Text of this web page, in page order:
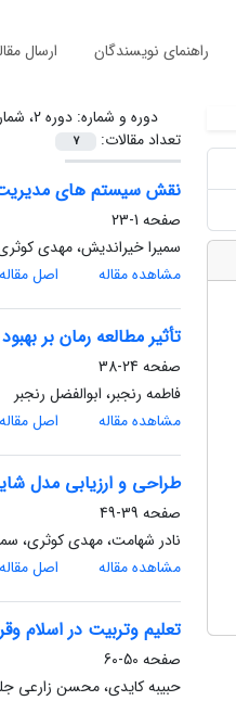
راهنمای نویسندگان ارسال
دوره و شماره:دوره 2، شماره 2، تابستان 1402
تعداد مقالات:
7
نقش سیستم های مدیریت
صفحه 1-23
سمیرا خیراندیش، مهدی
مشاهده مقاله
اصل مقاله
تأثیر مطالعه رمان بر
صفحه 24-38
فاطمه رنجبر، ابوالفضل رنجبر
مشاهده مقاله
اصل مقاله
طراحی و ارزیابی مدل
صفحه 39-49
نادر شهامت، مهدی کوثری،
مشاهده مقاله
اصل مقاله
تعلیم وتربیت در اسلام
صفحه 50-60
حبیبه کایدی، محسن زارعی